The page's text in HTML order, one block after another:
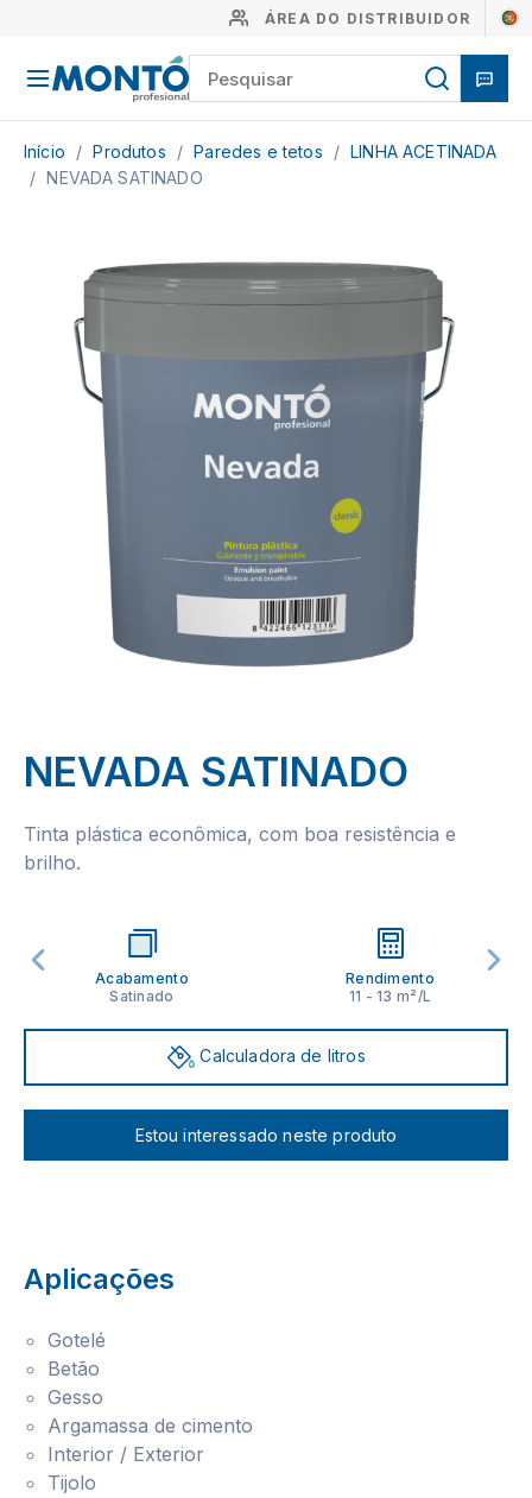
ÁREA DO DISTRIBUIDOR
Início / Produtos / Paredes e tetos / LINHA ACETINADA
/ NEVADA SATINADO
NEVADA SATINADO
Tinta plástica econômica, com boa resistência e
brilho.
Acabamento
Satinado
Rendimento
11 - 13 m²/L
Calculadora de litros
Estou interessado neste produto
Aplicações
Gotelé
Betão
Gesso
Argamassa de cimento
Interior / Exterior
Tijolo